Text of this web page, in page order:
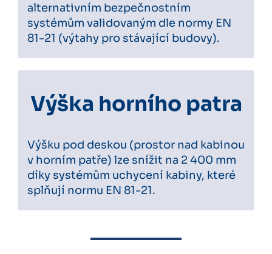
alternativním bezpečnostním
systémům validovaným dle normy EN
81-21 (výtahy pro stávající budovy).
Výška horního patra
Výšku pod deskou (prostor nad kabinou
v horním patře) lze snížit na 2 400 mm
díky systémům uchycení kabiny, které
splňují normu EN 81-21.